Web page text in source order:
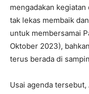
mengadakan
tak lekas membaik
untuk membersamai
Oktober 2023),
terus berada di
Usai agenda